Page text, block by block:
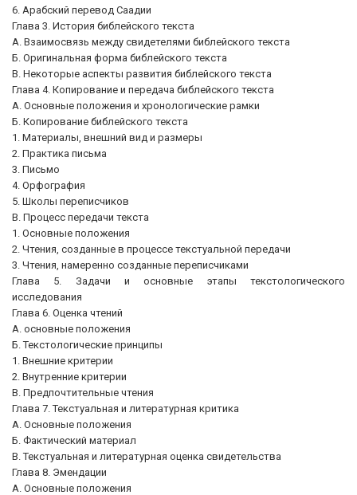
6. Арабский перевод Саадии
Глава 3. История библейского текста
А. Взаимосвязь между свидетелями библейского текста
Б. Оригинальная форма библейского текста
В. Некоторые аспекты развития библейского текста
Глава 4. Копирование и передача библейского текста
А. Основные положения и хронологические рамки
Б. Копирование библейского текста
1. Материалы, внешний вид и размеры
2. Практика письма
3. Письмо
4. Орфография
5. Школы переписчиков
В. Процесс передачи текста
1. Основные положения
2. Чтения, созданные в процессе текстуальной передачи
3. Чтения, намеренно созданные переписчиками
Глава 5. Задачи и основные этапы текстологического
исследования
Глава 6. Оценка чтений
А. основные положения
Б. Текстологические принципы
1. Внешние критерии
2. Внутренние критерии
В. Предпочтительные чтения
Глава 7. Текстуальная и литературная критика
А. Основные положения
Б. Фактический материал
В. Текстуальная и литературная оценка свидетельства
Глава 8. Эмендации
А. Основные положения